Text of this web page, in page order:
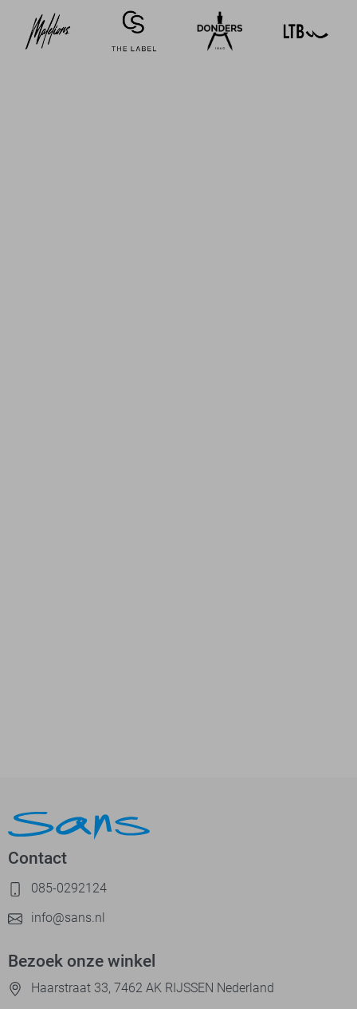
Contact
085-0292124
info@sans.nl
Bezoek onze winkel
Haarstraat 33, 7462 AK RIJSSEN Nederland